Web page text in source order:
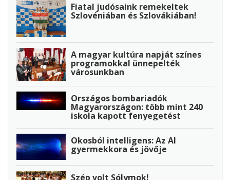
Fiatal judósaink remekeltek
Szlovéniában és Szlovákiában!
A magyar kultúra napját színes
programokkal ünnepelték
városunkban
Országos bombariadók
Magyarországon: több mint 240
iskola kapott fenyegetést
Okosból intelligens: Az AI
gyermekkora és jövője
Szép volt Sólymok!